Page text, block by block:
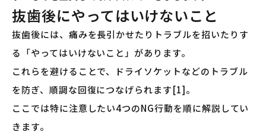
抜歯後にやってはいけないこと
抜歯後には、痛みを長引かせたりトラブルを招いたりす
る「やってはいけないこと」があります。
これらを避けることで、ドライソケットなどのトラブル
を防ぎ、順調な回復につなげられます[1]。
ここでは特に注意したい4つのNG行動を順に解説してい
きます。